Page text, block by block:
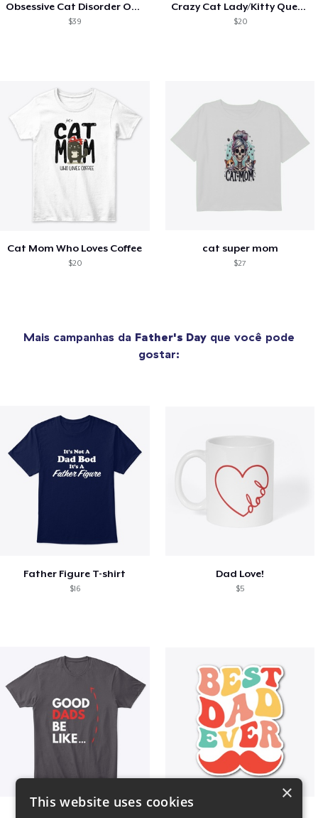
Obsessive Cat Disorder OCD Kittens Lover
$39
Crazy Cat Lady/Kitty Queen
$20
Cat Mom Who Loves Coffee
$20
cat super mom
$27
Mais campanhas da Father's Day que você pode
gostar:
Father Figure T-shirt
$16
Dad Love!
$5
×
This website uses cookies